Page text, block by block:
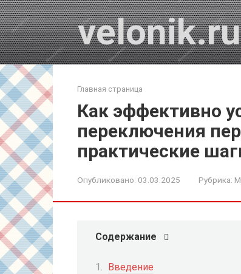
Перейти
к
контенту
velonik.ru
Главная страница
Как эффективно
переключения
практические
Опубликовано: 03.03.2025 Рубрика:
Содержание
Введение